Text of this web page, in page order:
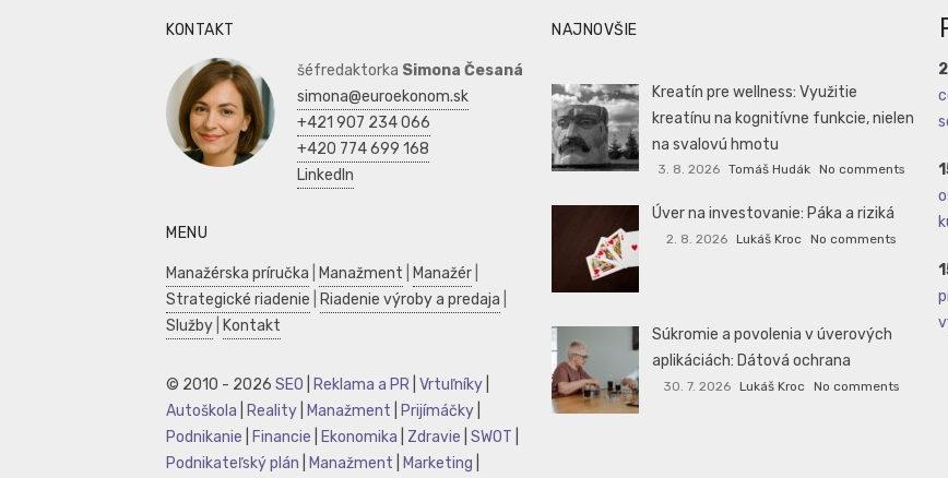
KONTAKT
šéfredaktorka Simona Česaná
simona@euroekonom.sk
+421 907 234 066
+420 774 699 168
LinkedIn
MENU
Manažérska príručka Manažment Manažér
Strategické riadenie
Riadenie výroby a predaja
Služby
Kontakt
© 2010 - 2026 SEO Reklama a PR Vrtuľníky
Autoškola
Reality Manažment Prijímáčky
Podnikanie
Financie Ekonomika Zdravie SWOT
Podnikateľský plán
Manažment Marketing
NAJNOVŠIE
Kreatín pre wellness: Využitie
kreatínu na kognitívne funkcie, nielen
na svalovú hmotu
3. 8. 2026 Tomáš Hudák No comments
Úver na investovanie: Páka a riziká
2. 8. 2026 Lukáš Kroc No comments
Súkromie a povolenia v úverových
aplikáciách: Dátová ochrana
30. 7. 2026 Lukáš Kroc No comments